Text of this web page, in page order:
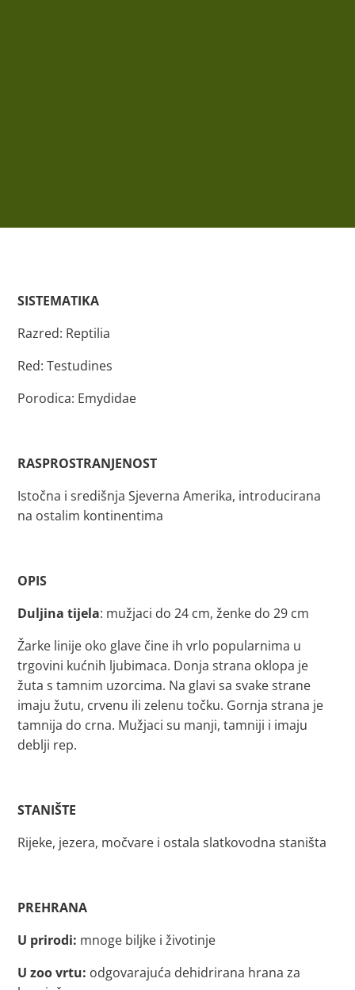
SISTEMATIKA
Razred: Reptilia
Red: Testudines
Porodica: Emydidae
RASPROSTRANJENOST
Istočna i središnja Sjeverna Amerika, introducirana
na ostalim kontinentima
OPIS
Duljina tijela: mužjaci do 24 cm, ženke do 29 cm
Žarke linije oko glave čine ih vrlo popularnima u
trgovini kućnih ljubimaca. Donja strana oklopa je
žuta s tamnim uzorcima. Na glavi sa svake strane
imaju žutu, crvenu ili zelenu točku. Gornja strana je
tamnija do crna. Mužjaci su manji, tamniji i imaju
deblji rep.
STANIŠTE
Rijeke, jezera, močvare i ostala slatkovodna staništa
PREHRANA
U prirodi: mnoge biljke i životinje
U zoo vrtu: odgovarajuća dehidrirana hrana za